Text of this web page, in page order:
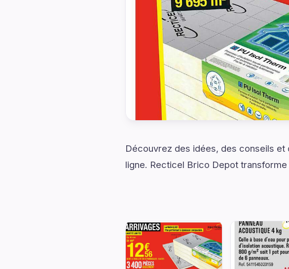
Découvrez des idées, des conseils
ligne. Recticel Brico Depot